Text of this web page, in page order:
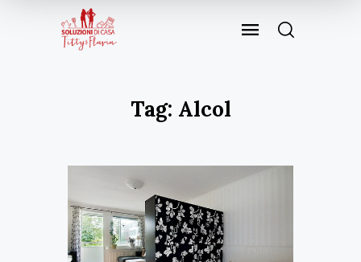
Tag: Alcol